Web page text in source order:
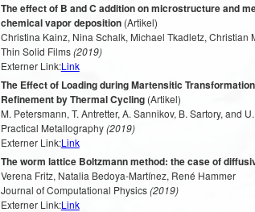
The effect of B and C addition on microstructure and
chemical vapor deposition(Artikel)
Christina Kainz, Nina Schalk, Michael Tkadletz, Christian
Thin Solid Films(2019)
Externer Link:Link
The Effect of Loading during Martensitic
Refinement by Thermal Cycling(Artikel)
M. Petersmann, T. Antretter, A. Sannikov, B. Sartory, and
Practical Metallography(2019)
Externer Link:Link
The worm lattice Boltzmann method: the case of
Verena Fritz, Natalia Bedoya-Martínez, René Hammer
Journal of Computational Physics(2019)
Externer Link:Link